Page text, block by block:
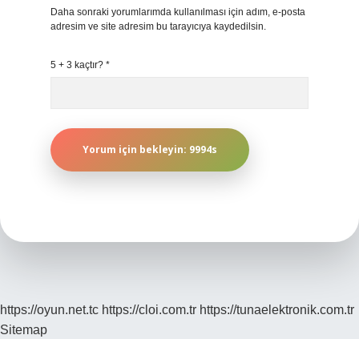
Daha sonraki yorumlarımda kullanılması için adım, e-posta
adresim ve site adresim bu tarayıcıya kaydedilsin.
5 + 3 kaçtır? *
https://oyun.net.tc https://cloi.com.tr https://tunaelektronik.com.tr
Sitemap